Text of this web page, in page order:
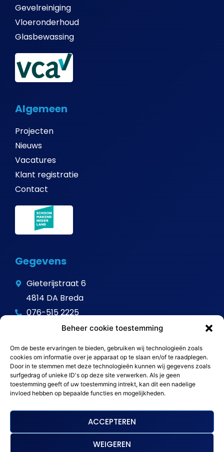
Beheer cookie toestemming
Om de beste ervaringen te bieden, gebruiken wij technologieën zoals
cookies om informatie over je apparaat op te slaan en/of te raadplegen.
Door in te stemmen met deze technologieën kunnen wij gegevens zoals
surfgedrag of unieke ID's op deze site verwerken. Als je geen
toestemming geeft of uw toestemming intrekt, kan dit een nadelige
invloed hebben op bepaalde functies en mogelijkheden.
ACCEPTEREN
WEIGEREN
Gevelreiniging
Vloeronderhoud
Glasbewassing
Algemeen
Projecten
Nieuws
Vacatures
Klant registratie
Contact
Gegevens
Gieterijstraat 6
4814 DA Breda
076-515 2225
info@avitalschoonmaak.nl
Algemene voorwaarden